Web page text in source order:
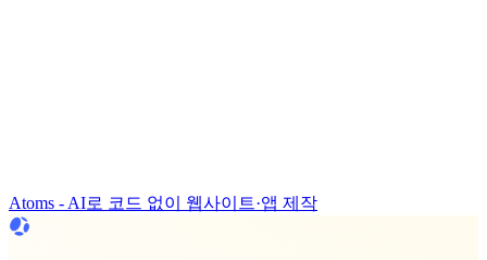
Atoms - AI로 코드 없이 웹사이트·앱 제작